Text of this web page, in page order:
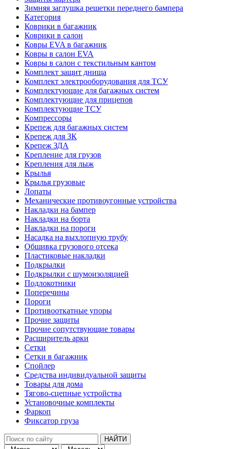
Зимняя заглушка решетки переднего бампера
Категория
Коврики в багажник
Коврики в салон
Ковры EVA в багажник
Ковры в салон EVA
Ковры в салон с текстильным кантом
Комплект защит днища
Комплект электрооборудования для ТСУ
Комплектующие для багажных систем
Комплектующие для прицепов
Комплектующие ТСУ
Компрессоры
Крепеж для багажных систем
Крепеж для ЗК
Крепеж ЗДА
Крепление для грузов
Крепления для лыж
Крылья
Крылья грузовые
Лопаты
Механические противоугонные устройства
Накладки на бампер
Накладки на борта
Накладки на пороги
Насадка на выхлопную трубу
Обшивка грузового отсека
Пластиковые накладки
Подкрылки
Подкрылки с шумоизоляцией
Подлокотники
Поперечины
Пороги
Противооткатные упоры
Прочие защиты
Прочие сопутствующие товары
Расширитель арки
Сетки
Сетки в багажник
Спойлер
Средства индивидуальной защиты
Товары для дома
Тягово-сцепные устройства
Установочные комплекты
Фаркоп
Фиксатор груза
НАЙТИ